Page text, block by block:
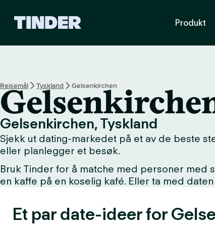
s
h
m
m
e
i
d
Produkt
Reisemål Tyskland Gelsenkirchen
Gelsenkirchen, Tyskland
Sjekk ut dating-markedet på et av de beste
eller planlegger et besøk.
Bruk Tinder for å matche med personer med
en kaffe på en koselig kafé. Eller ta med
Et par date-ideer for